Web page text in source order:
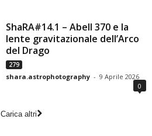
ShaRA#14.1 – Abell 370 e la
lente gravitazionale dell’Arco
del Drago
279
shara.astrophotography - 9 Aprile 2026
0
Carica altri